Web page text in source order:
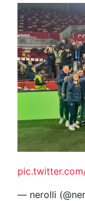
— nerolli